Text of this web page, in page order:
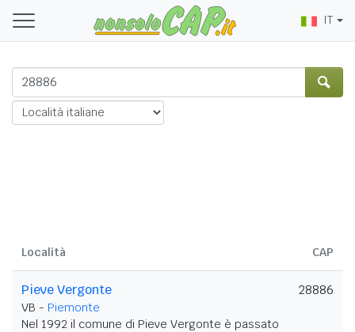
IT
Località CAP
Pieve Vergonte
VB - Piemonte
Nel 1992 il comune di Pieve Vergonte è passato
28886